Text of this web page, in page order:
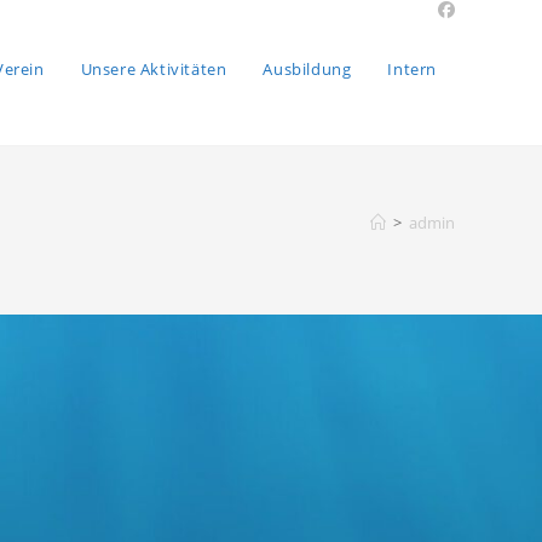
Unsere Aktivitäten Ausbildung Intern
> admin